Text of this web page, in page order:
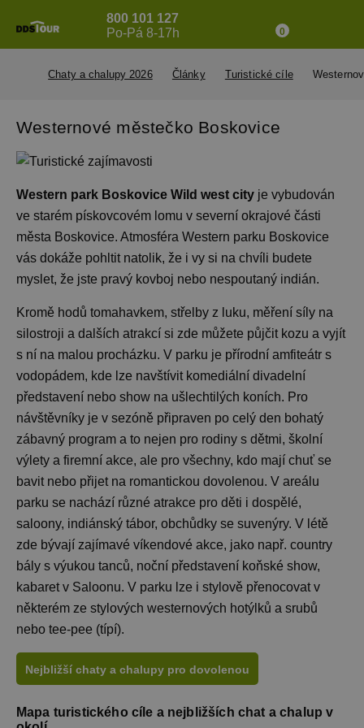
800 101 127
Po-Pá 8-17h
0
Chaty a chalupy 2026 Články Turistické cíle
Westernové městečko Boskovice
Western park Boskovice Wild west city je vybudován
ve starém pískovcovém lomu v severní okrajové části
města Boskovice. Atmosféra Western parku Boskovice
vás dokáže pohltit natolik, že i vy si na chvíli budete
myslet, že jste pravý kovboj nebo nespoutaný indián.
Kromě hodů tomahavkem, střelby z luku, měření síly na
silostroji a dalších atrakcí si zde můžete půjčit kozu a vyjít
s ní na malou procházku. V parku je přírodní amfiteátr s
vodopádem, kde lze navštívit komediální divadelní
představení nebo show na ušlechtilých koních. Pro
návštěvníky je v sezóně připraven po celý den bohatý
zábavný program a to nejen pro rodiny s dětmi, školní
výlety a firemní akce, ale pro všechny, kdo mají chuť se
bavit nebo přijet na romantickou dovolenou. V areálu
parku se nachází různé atrakce pro děti i dospělé,
saloony, indiánský tábor, obchůdky se suvenýry. V létě
zde bývají zajímavé víkendové akce, jako např. country
bály s výukou tanců, noční představení koňské show,
kabaret v Saloonu. V parku lze i stylově přenocovat v
některém ze stylových westernových hotýlků a srubů
nebo tee-pee (típí).
Nejbližší chaty a chalupy pro dovolenou
Mapa turistického cíle a nejbližších chat a chalup v